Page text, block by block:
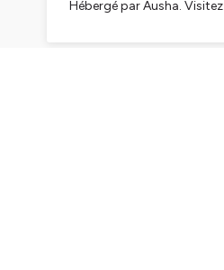
Hébergé par Ausha. Visitez